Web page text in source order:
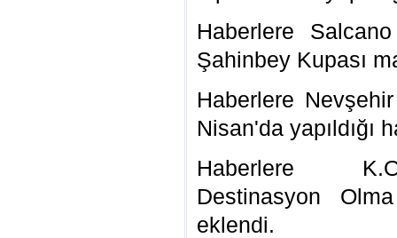
Haberlere
Şahinbey Kupası
Haberlere
Nisan'da yapıldığı
Haberlere
Destinasyon
eklendi.